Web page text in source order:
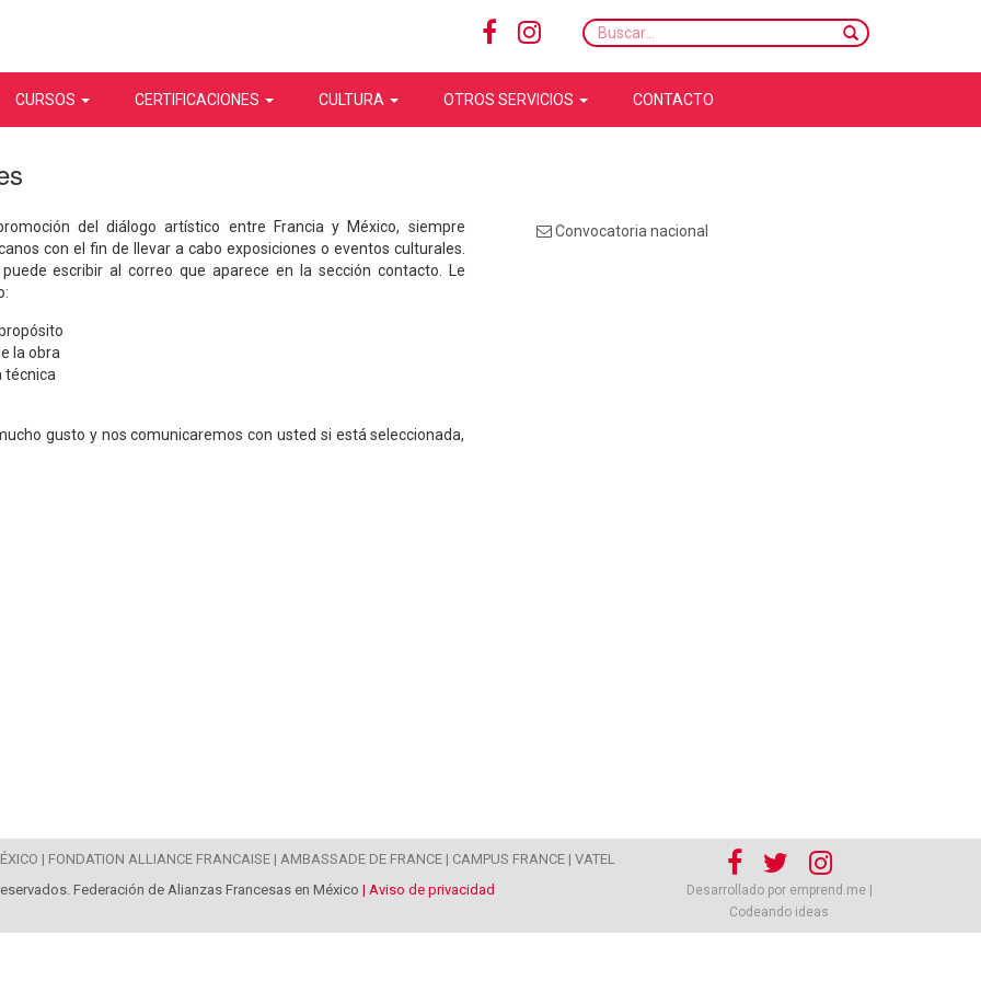
Buscar...
CURSOS CERTIFICACIONES CULTURA OTROS SERVICIOS CONTACTO
del diálogo artístico entre Francia y México, siempre
con el fin de llevar a cabo exposiciones o eventos culturales.
escribir al correo que aparece en la sección contacto. Le
la obra
técnica
gusto y nos comunicaremos con usted si está seleccionada,
Convocatoria nacional
| FONDATION ALLIANCE FRANCAISE | AMBASSADE DE FRANCE | CAMPUS FRANCE | VATEL
Federación de Alianzas Francesas en México | Aviso de privacidad
Desarrollado por emprend.me |
Codeando ideas